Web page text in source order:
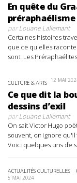
En quête du
préraphaélisme
parLouane Lallemant
Certaines histoires
que ce qu'elles
sont. Les
CULTURE & ARTS 12 MAI
Ce que dit la
dessins d’exil
parLouane Lallemant
On sait Victor Hugo
souvent, on ignore
Voici quelques uns de
ACTUALITÉS CULTURELLES
5 MAI 2024